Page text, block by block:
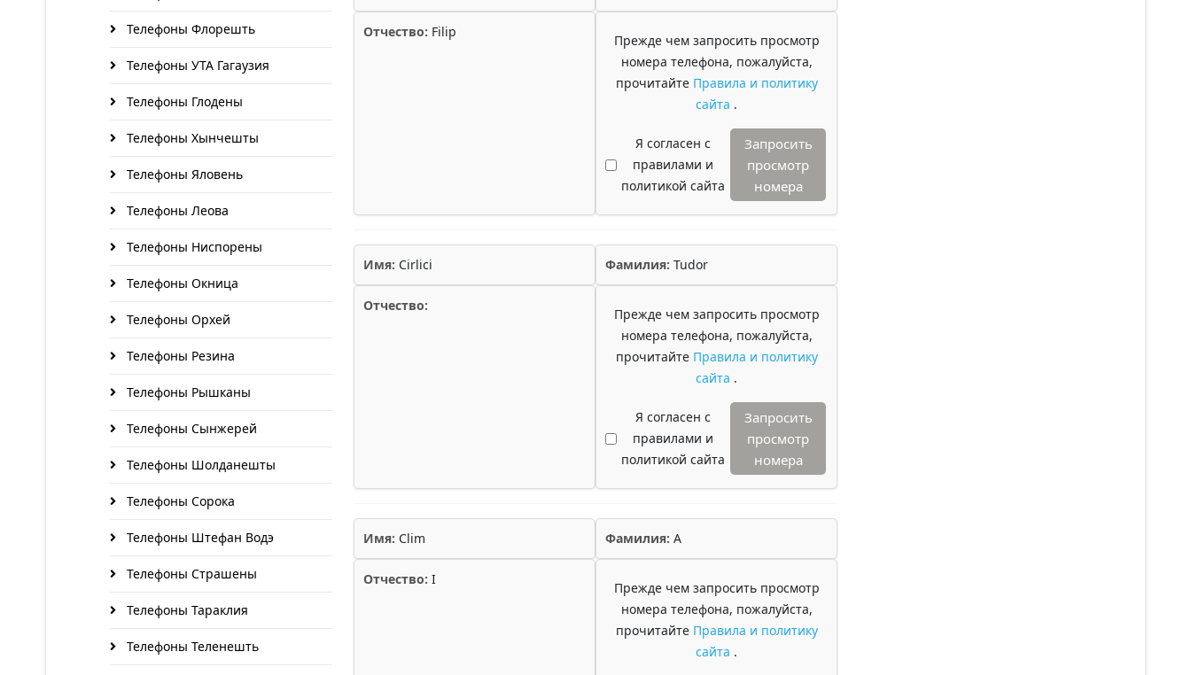
Телефоны Флорешть
Телефоны УТА Гагаузия
Телефоны Глодены
Телефоны Хынчешты
Телефоны Яловень
Телефоны Леова
Телефоны Ниспорены
Телефоны Окница
Телефоны Орхей
Телефоны Резина
Телефоны Рышканы
Телефоны Сынжерей
Телефоны Шолданешты
Телефоны Сорока
Телефоны Штефан Водэ
Телефоны Страшены
Телефоны Тараклия
Телефоны Теленешть
Отчество: Filip
Прежде чем запросить просмотр
номера телефона, пожалуйста,
прочитайте Правила и политику
сайта .
Я согласен с
правилами и
политикой сайта
Запросить
просмотр
номера
Имя: Cirlici Фамилия: Tudor
Отчество:
Прежде чем запросить просмотр
номера телефона, пожалуйста,
прочитайте Правила и политику
сайта .
Я согласен с
правилами и
политикой сайта
Запросить
просмотр
номера
Имя: Clim Фамилия: A
Отчество: I
Прежде чем запросить просмотр
номера телефона, пожалуйста,
прочитайте Правила и политику
сайта .